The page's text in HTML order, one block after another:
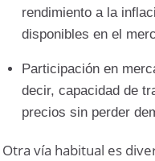
rendimiento a la
disponibles en el
Participación en
decir, capacidad de
precios sin perder
Otra vía habitual es